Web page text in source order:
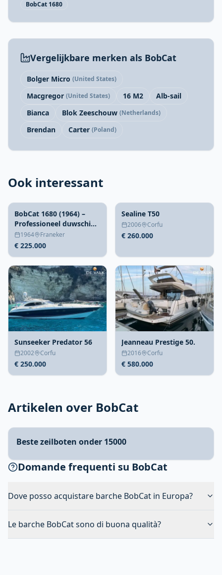
BobCat 1680
Vergelijkbare merken als BobCat
Bolger Micro (United States)
Macgregor (United States) 16 M2
Alb-sail
Bianca
Blok Zeeschouw (Netherlands)
Brendan Carter (Poland)
Ook interessant
BobCat 1680 (1964) –
Professioneel duwschip
met 4700 ton kracht
1964 Franeker
€ 225.000
Sealine T50
2006 Corfu
€ 260.000
Sunseeker Predator 56
2002 Corfu
€ 250.000
Jeanneau Prestige 50.
2016 Corfu
€ 580.000
Artikelen over BobCat
Beste zeilboten onder 15000
Domande frequenti su BobCat
Dove posso acquistare barche BobCat in Europa?
Le barche BobCat sono di buona qualità?